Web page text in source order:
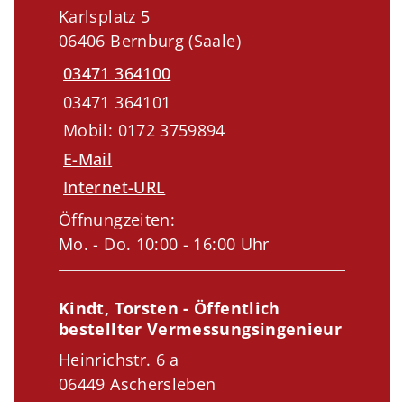
Karlsplatz 5
06406 Bernburg (Saale)
03471 364100
03471 364101
Mobil: 0172 3759894
E-Mail
Internet-URL
Öffnungzeiten:
Mo. - Do. 10:00 - 16:00 Uhr
Kindt, Torsten - Öffentlich
bestellter Vermessungsingenieur
Heinrichstr. 6 a
06449 Aschersleben